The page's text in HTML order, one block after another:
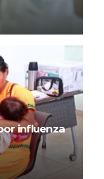
influenza